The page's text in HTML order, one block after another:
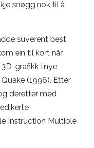
snøgg nok til å
suverent best
ein til kort når
grafikk i nye
(1996). Etter
deretter med
Instruction Multiple